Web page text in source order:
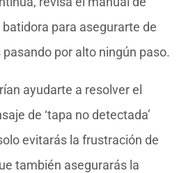
batidora para asegurarte de
por alto ningún paso.
ayudarte a resolver el
de ‘tapa no detectada’
evitarás la frustración de
también asegurarás la